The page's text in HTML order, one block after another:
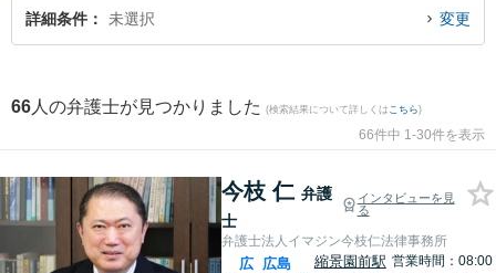
請求を法律相談できる広島県内の弁護士に相談予約したい』などでお困りの相
詳細条件 未選択 変更
66 人の弁護士が見つかりました (検索結果について詳しくは こちら)
66件中 1-30件を表示
今枝 仁 弁護
士
インタビューを見
る
弁護士法人イマジン今枝仁法律事務所
広 広島
縮景園前駅 営業時間：08:00